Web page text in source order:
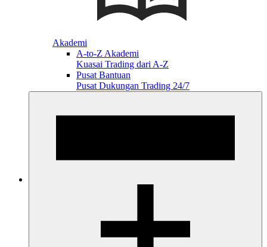
Akademi
A-to-Z Akademi
Kuasai Trading dari A-Z
Pusat Bantuan
Pusat Dukungan Trading 24/7